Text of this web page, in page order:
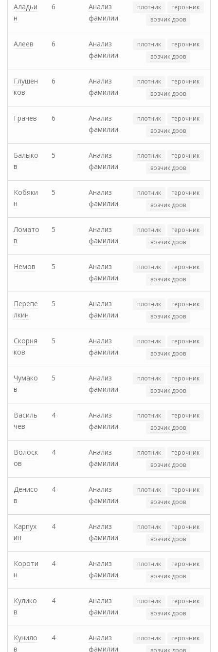
Аладьи
н
6
Анализ
фамилии
плотник
терочник
возчик дров
Алеев 6
Анализ
фамилии
плотник
терочник
возчик дров
Глушен
ков
6
Анализ
фамилии
плотник
терочник
возчик дров
Грачев 6
Анализ
фамилии
плотник
терочник
возчик дров
Балыко
в
5
Анализ
фамилии
плотник
терочник
возчик дров
Кобяки
н
5
Анализ
фамилии
плотник
терочник
возчик дров
Ломато
в
5
Анализ
фамилии
плотник
терочник
возчик дров
Немов 5
Анализ
фамилии
плотник
терочник
возчик дров
Перепе
лкин
5
Анализ
фамилии
плотник
терочник
возчик дров
Скорня
ков
5
Анализ
фамилии
плотник
терочник
возчик дров
Чумако
в
5
Анализ
фамилии
плотник
терочник
возчик дров
Василь
чев
4
Анализ
фамилии
плотник
терочник
возчик дров
Волоск
ов
4
Анализ
фамилии
плотник
терочник
возчик дров
Денисо
в
4
Анализ
фамилии
плотник
терочник
возчик дров
Карпух
ин
4
Анализ
фамилии
плотник
терочник
возчик дров
Короти
н
4
Анализ
фамилии
плотник
терочник
возчик дров
Кулико
в
4
Анализ
фамилии
плотник
терочник
возчик дров
Кунило
в
4
Анализ
фамилии
плотник
терочник
возчик дров